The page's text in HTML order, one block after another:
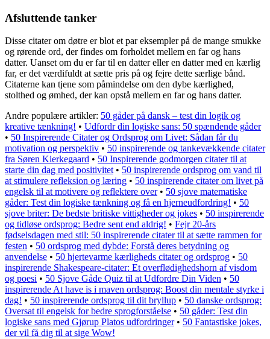
Afsluttende tanker
Disse citater om døtre er blot et par eksempler på de mange smukke
og rørende ord, der findes om forholdet mellem en far og hans
datter. Uanset om du er far til en datter eller en datter med en kærlig
far, er det værdifuldt at sætte pris på og fejre dette særlige bånd.
Citaterne kan tjene som påmindelse om den dybe kærlighed,
stolthed og ømhed, der kan opstå mellem en far og hans datter.
Andre populære artikler: 50 gåder på dansk – test din logik og
kreative tænkning! • Udfordr din logiske sans: 50 spændende gåder
• 50 Inspirerende Citater og Ordsprog om Livet: Sådan får du
motivation og perspektiv • 50 inspirerende og tankevækkende citater
fra Søren Kierkegaard • 50 Inspirerende godmorgen citater til at
starte din dag med positivitet • 50 inspirerende ordsprog om vand til
at stimulere refleksion og læring • 50 inspirerende citater om livet på
engelsk til at motivere og reflektere over• 50 sjove matematiske
gåder: Test din logiske tænkning og få en hjerneudfordring! • 50
sjove briter: De bedste britiske vittigheder og jokes • 50 inspirerende
og tidløse ordsprog: Bedre sent end aldrig! • Fejr 20-års
fødselsdagen med stil: 50 inspirerende citater til at sætte rammen for
festen • 50 ordsprog med dybde: Forstå deres betydning og
anvendelse • 50 hjertevarme kærligheds citater og ordsprog • 50
inspirerende Shakespeare-citater: Et overflødighedshorn af visdom
og poesi • 50 Sjove Gåde Quiz til at Udfordre Din Viden • 50
inspirerende At have is i maven ordsprog: Boost din mentale styrke i
dag! • 50 inspirerende ordsprog til dit bryllup • 50 danske ordsprog:
Oversat til engelsk for bedre sprogforståelse • 50 gåder: Test din
logiske sans med Gjørup Platos udfordringer• 50 Fantastiske jokes,
der vil få dig til at sige Wow!